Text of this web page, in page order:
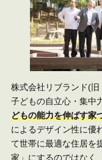
株式会社リブランド(旧
子どもの自立心・集中
どもの能力を伸ばす家
によるデザイン性に優
て世帯に最適な住居を
家」にするのではなく